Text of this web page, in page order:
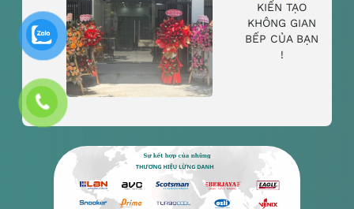
KIẾN TẠO
KHÔNG GIAN
BẾP CỦA BẠN
!